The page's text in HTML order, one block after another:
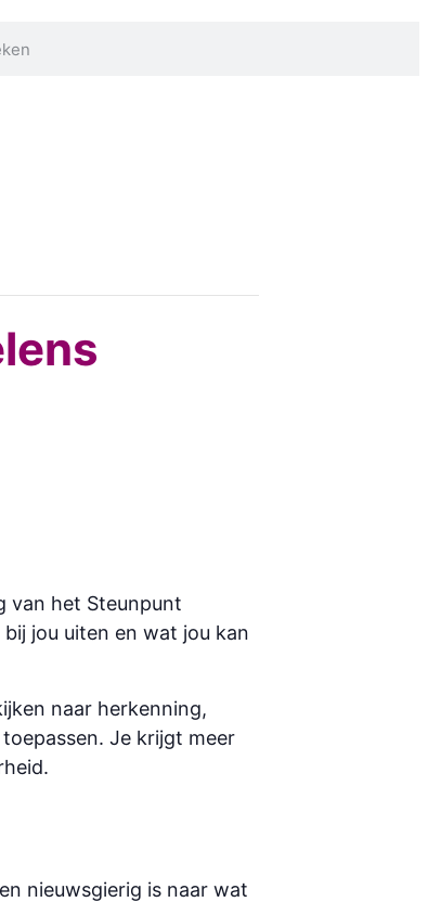
van het Steunpunt
jou uiten en wat jou kan
naar herkenning,
Je krijgt meer
nieuwsgierig is naar wat